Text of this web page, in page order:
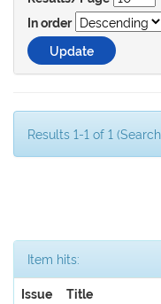
In order
Results 1-1 of 1
Item hits:
Issue
Title